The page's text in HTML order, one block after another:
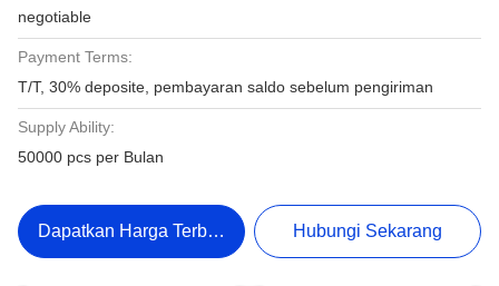
negotiable
Payment Terms:
T/T, 30% deposite, pembayaran saldo sebelum pengiriman
Supply Ability:
50000 pcs per Bulan
Dapatkan Harga Terbaik Hubungi Sekarang